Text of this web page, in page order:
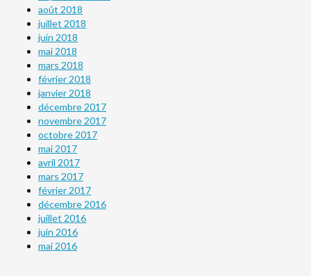
août 2018
juillet 2018
juin 2018
mai 2018
mars 2018
février 2018
janvier 2018
décembre 2017
novembre 2017
octobre 2017
mai 2017
avril 2017
mars 2017
février 2017
décembre 2016
juillet 2016
juin 2016
mai 2016